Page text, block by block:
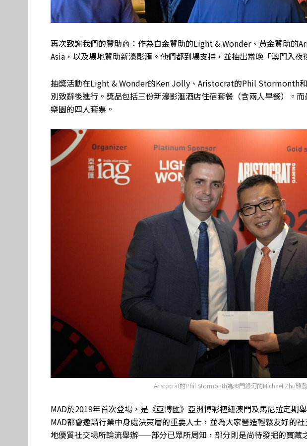
再次致謝我們的贊助商：作為白金贊助的Light & Wonder、黃金贊助的
Asia，以及場地贊助新濠影滙 。他們都到場支持，並抽出當晚「澳門入夜
抽獎活動在Light & Wonder的Ken Jolly、Aristocrat的Phil Stormonth
別致辭後進行。獎品包括三份新濠影滙酒店住宿套餐（含兩人早餐）。
樂園的四人套票。
Aristocrat的Phil Stormonth為澳門銀河的Michael Zhu頒
MAD於2019年首次登場，是《亞博匯》亞洲博彩樞紐澳門及馬尼拉定期
MAD都會邀請行業中身處決策層的重要人士，並為大家營造輕鬆友好的
地優質社交場所輪流舉辦——部分已眾所周知，部分則是尚待發掘的寶藏